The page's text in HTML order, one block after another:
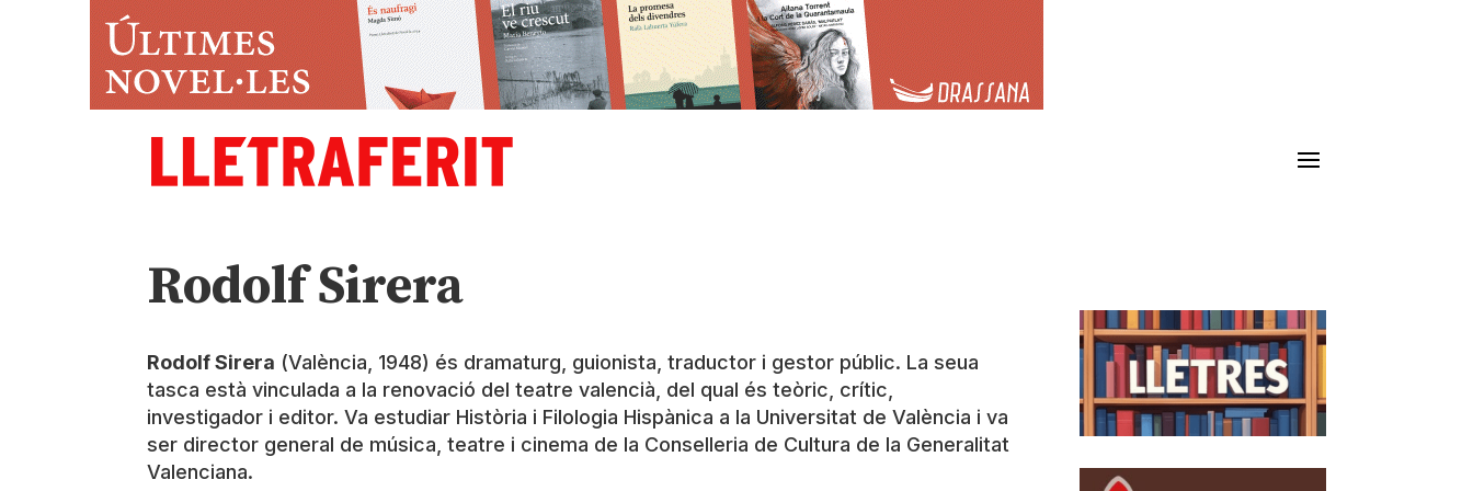
Rodolf Sirera
Rodolf Sirera (València, 1948) és dramaturg, guionista, traductor i gestor públic. La seua
tasca està vinculada a la renovació del teatre valencià, del qual és teòric, crític,
investigador i editor. Va estudiar Història i Filologia Hispànica a la Universitat de València i va
ser director general de música, teatre i cinema de la Conselleria de Cultura de la Generalitat
Valenciana.